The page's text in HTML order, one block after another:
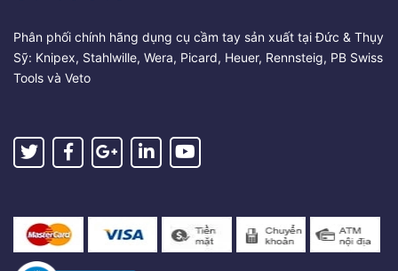
Phân phối chính hãng dụng cụ cầm tay sản xuất tại Đức & Thụy
Sỹ: Knipex, Stahlwille, Wera, Picard, Heuer, Rennsteig, PB Swiss
Tools và Veto